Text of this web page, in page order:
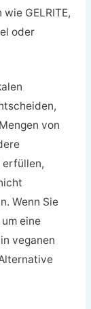
GELRITE,
oder
von
erfüllen,
Wenn Sie
eine
veganen